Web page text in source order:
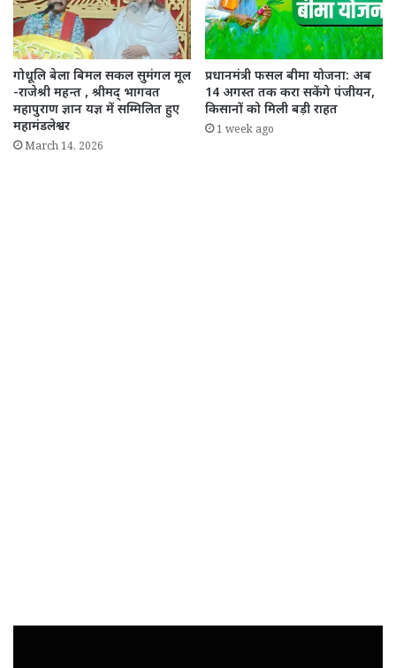
गोधूलि बेला बिमल सकल सुमंगल मूल
-राजेश्री महन्त , श्रीमद् भागवत
महापुराण ज्ञान यज्ञ में सम्मिलित हुए
महामंडलेश्वर
March 14, 2026
प्रधानमंत्री फसल बीमा योजना: अब
14 अगस्त तक करा सकेंगे पंजीयन,
किसानों को मिली बड़ी राहत
1 week ago